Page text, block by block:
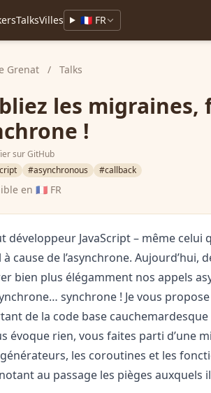
TalksVilles 🇫🇷 FR
Grenat / Talks
les migraines,
!
sur GitHub
#asynchronous #callback
en 🇫🇷 FR
développeur JavaScript – même celui
à cause de l’asynchrone.
bien plus élégamment nos appels
synchrone ! Je vous
de la code base
évoque rien, vous faites parti d’une
les coroutines et les
au passage les pièges auxquels